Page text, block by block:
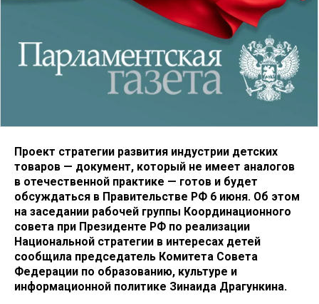
Проект стратегии развития индустрии детских
товаров — документ, который не имеет аналогов
в отечественной практике — готов и будет
обсуждаться в Правительстве РФ 6 июня. Об этом
на заседании рабочей группы Координационного
совета при Президенте РФ по реализации
Национальной стратегии в интересах детей
сообщила председатель Комитета Совета
Федерации по образованию, культуре и
информационной политике Зинаида Драгункина.